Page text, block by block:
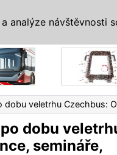
dobu veletrhu Czechbus:
dobu
semináře,
analýze návštěvnosti